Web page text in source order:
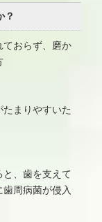
？
ておらず、磨か
たまりやすいた
と、歯を支えて
周病菌が侵入